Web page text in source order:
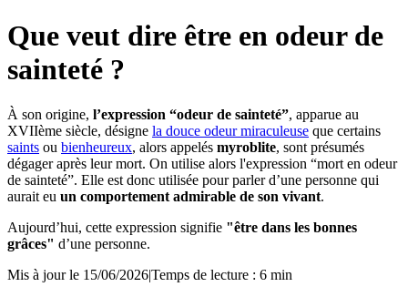
Que veut dire être en odeur de
sainteté ?
À son origine, l’expression “odeur de sainteté”, apparue au
XVIIème siècle, désigne la douce odeur miraculeuse que certains
saints ou bienheureux, alors appelés myroblite, sont présumés
dégager après leur mort. On utilise alors l'expression “mort en odeur
de sainteté”. Elle est donc utilisée pour parler d’une personne qui
aurait eu un comportement admirable de son vivant.
Aujourd’hui, cette expression signifie "être dans les bonnes
grâces" d’une personne.
Mis à jour le 15/06/2026|Temps de lecture : 6 min